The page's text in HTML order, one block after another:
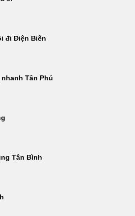
đi Điện Biên
Tân Phú
Tân Bình